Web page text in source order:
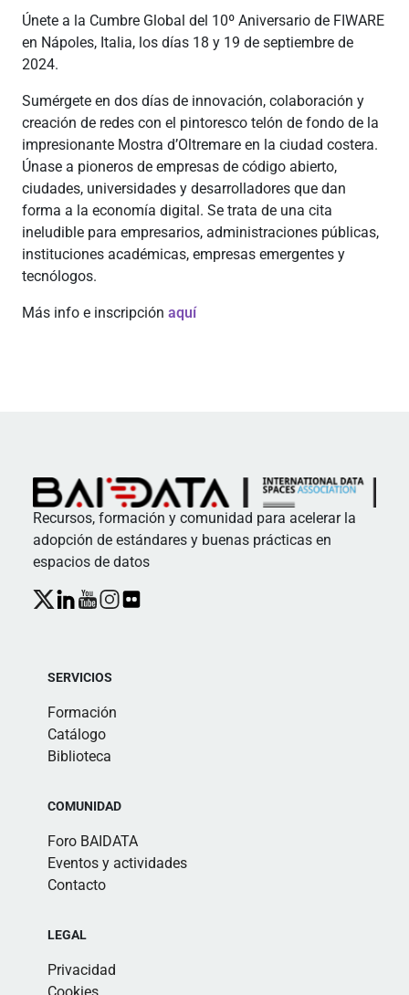
Únete a la Cumbre Global del 10º Aniversario de FIWARE
en Nápoles, Italia, los días 18 y 19 de septiembre de
2024.
Sumérgete en dos días de innovación, colaboración y
creación de redes con el pintoresco telón de fondo de la
impresionante Mostra d’Oltremare en la ciudad costera.
Únase a pioneros de empresas de código abierto,
ciudades, universidades y desarrolladores que dan
forma a la economía digital. Se trata de una cita
ineludible para empresarios, administraciones públicas,
instituciones académicas, empresas emergentes y
tecnólogos.
Más info e inscripción aquí
Recursos, formación y comunidad para acelerar la
adopción de estándares y buenas prácticas en
espacios de datos
SERVICIOS
Formación
Catálogo
Biblioteca
COMUNIDAD
Foro BAIDATA
Eventos y actividades
Contacto
LEGAL
Privacidad